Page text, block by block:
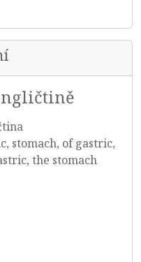
stomach, of gastric,
the stomach